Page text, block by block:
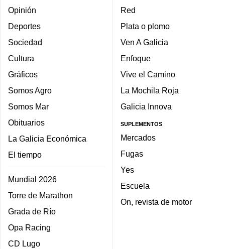
Opinión
Deportes
Sociedad
Cultura
Gráficos
Somos Agro
Somos Mar
Obituarios
La Galicia Económica
El tiempo
Mundial 2026
Torre de Marathon
Grada de Río
Opa Racing
CD Lugo
Red
Plata o plomo
Ven A Galicia
Enfoque
Vive el Camino
La Mochila Roja
Galicia Innova
SUPLEMENTOS
Mercados
Fugas
Yes
Escuela
On, revista de motor